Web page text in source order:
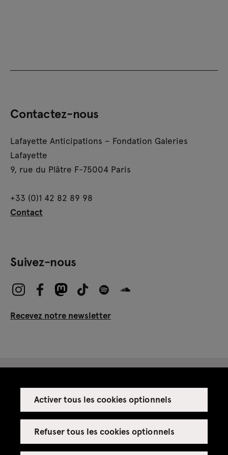
Activer tous les cookies optionnels
Refuser tous les cookies optionnels
Contactez-nous
Lafayette Anticipations – Fondation Galeries
Lafayette
9, rue du Plâtre F-75004 Paris
+33 (0)1 42 82 89 98
Contact
Suivez-nous
Recevez notre newsletter
Espace presse
Espace enseignant·es
Espace privatisations